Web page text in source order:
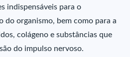
indispensáveis para o
do organismo, bem como para a
colágeno e substâncias que
do impulso nervoso.